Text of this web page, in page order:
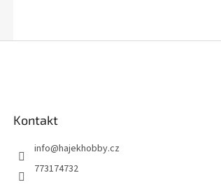
Kontakt
info@hajekhobby.cz
773174732